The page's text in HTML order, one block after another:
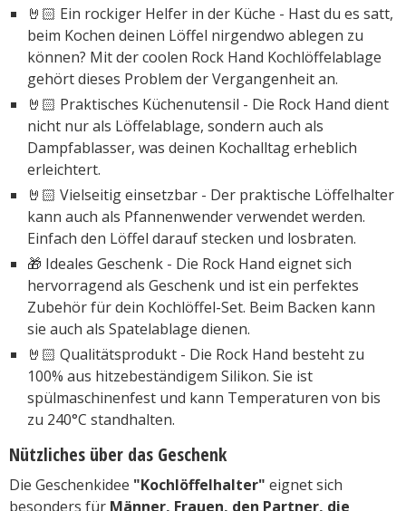
🤘🏻 Ein rockiger Helfer in der Küche - Hast du es satt,
beim Kochen deinen Löffel nirgendwo ablegen zu
können? Mit der coolen Rock Hand Kochlöffelablage
gehört dieses Problem der Vergangenheit an.
🤘🏻 Praktisches Küchenutensil - Die Rock Hand dient
nicht nur als Löffelablage, sondern auch als
Dampfablasser, was deinen Kochalltag erheblich
erleichtert.
🤘🏻 Vielseitig einsetzbar - Der praktische Löffelhalter
kann auch als Pfannenwender verwendet werden.
Einfach den Löffel darauf stecken und losbraten.
🎁 Ideales Geschenk - Die Rock Hand eignet sich
hervorragend als Geschenk und ist ein perfektes
Zubehör für dein Kochlöffel-Set. Beim Backen kann
sie auch als Spatelablage dienen.
🤘🏻 Qualitätsprodukt - Die Rock Hand besteht zu
100% aus hitzebeständigem Silikon. Sie ist
spülmaschinenfest und kann Temperaturen von bis
zu 240°C standhalten.
Nützliches über das Geschenk
Die Geschenkidee "Kochlöffelhalter" eignet sich
besonders für Männer, Frauen, den Partner, die